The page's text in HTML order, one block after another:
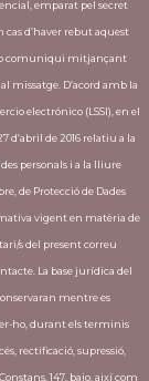
Disseny
emparat pel secret
cas d’haver rebut aquest
comuniqui mitjançant
missatge. D’acord amb la
electrónico (LSSI), en el
d’abril de 2016 relatiu a la
personals i a la lliure
de Protecció de Dades
vigent en matèria de
s del present correu
La base jurídica del
mentre es
ho, durant els terminis
rectificació, supressió,
147, bajo, així com